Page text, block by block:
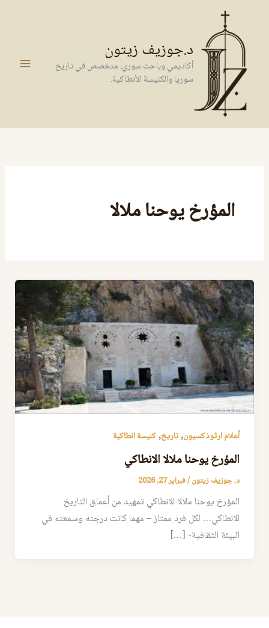
المحتوى
د.جوزيف زيتون
أكاديمي وباحث سوري، متخصص في تاريخ
سوريا والكنيسة الأنطاكية.
المؤرخ يوحنا ملالا
أعلام ارثوذكسيون,تاريخ,كنيسة انطاكية
المؤرخ يوحنا ملالا الانطاكي
د. جوزيف زيتون/فبراير 27, 2026
المؤرخ يوحنا ملالا الانطاكي تمهيد من أعماق التاريخ
الانطاكي… لكل فرد ممتاز – مهما كانت درجته وسمعته في
البيئة الثقافية- […]